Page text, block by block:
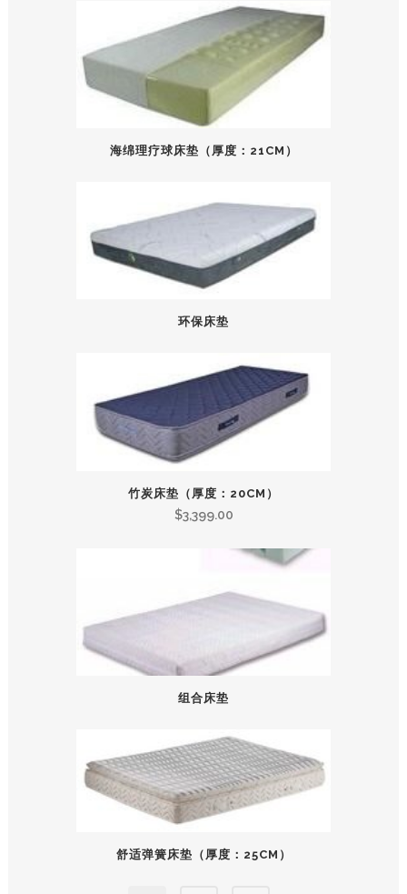
海绵理疗球床垫（厚度：21CM）
环保床垫
竹炭床垫（厚度：20CM）
$3,399.00
组合床垫
舒适弹簧床垫（厚度：25CM）